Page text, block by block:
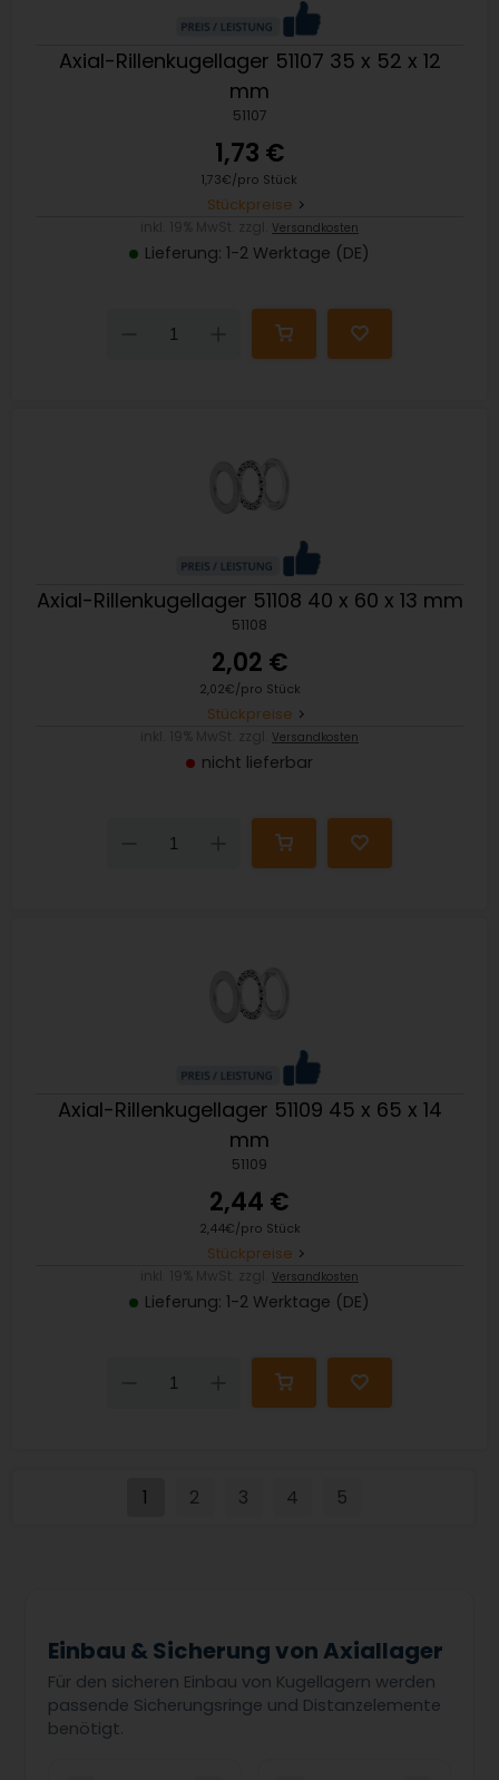
Axial-Rillenkugellager 51107 35 x 52 x 12
mm
51107
1,73 €
1,73€/pro Stück
Stückpreise
Versandkosten
Lieferung: 1-2 Werktage (DE)
Down
Axial-Rillenkugellager 51108 40 x 60 x 13 mm
51108
2,02 €
2,02€/pro Stück
Stückpreise
Versandkosten
nicht lieferbar
Down
Axial-Rillenkugellager 51109 45 x 65 x 14
mm
51109
2,44 €
2,44€/pro Stück
Stückpreise
Versandkosten
Lieferung: 1-2 Werktage (DE)
Down
1 2 3 4 5
Einbau & Sicherung von Axiallager
Für den sicheren Einbau von Kugellagern werden
passende Sicherungsringe und Distanzelemente
benötigt.